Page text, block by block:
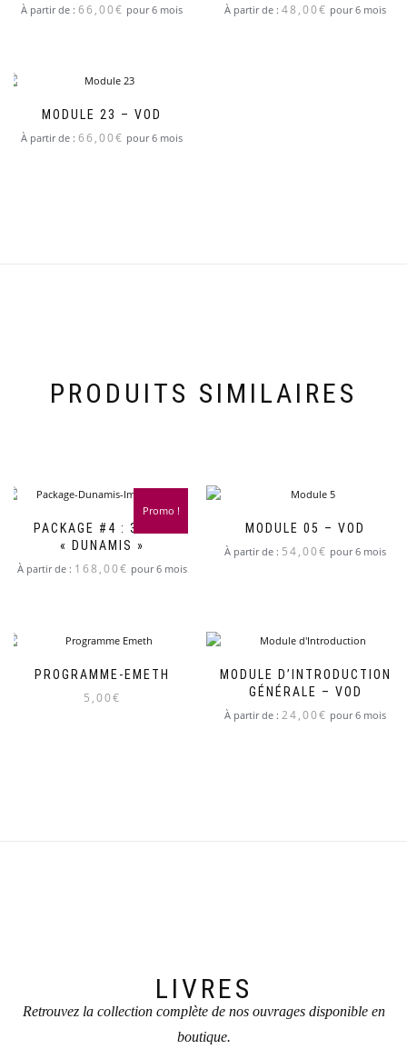
À partir de : 66,00€ pour 6 mois À partir de : 48,00€ pour 6 mois
MODULE 23 – VOD
À partir de : 66,00€ pour 6 mois
PRODUITS SIMILAIRES
PACKAGE #4 : 3 VOD
« DUNAMIS »
Promo !
À partir de : 168,00€ pour 6 mois
MODULE 05 – VOD
À partir de : 54,00€ pour 6 mois
PROGRAMME-EMETH
5,00€
MODULE D’INTRODUCTION
GÉNÉRALE – VOD
À partir de : 24,00€ pour 6 mois
LIVRES
Retrouvez la collection complète de nos ouvrages disponible en
boutique.